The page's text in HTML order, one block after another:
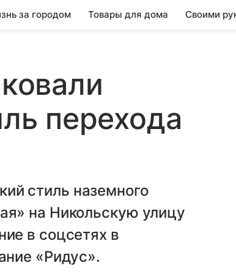
за городом Товары для дома Своими
перехода
стиль наземного
на Никольскую улицу
в соцсетях в
«Ридус».